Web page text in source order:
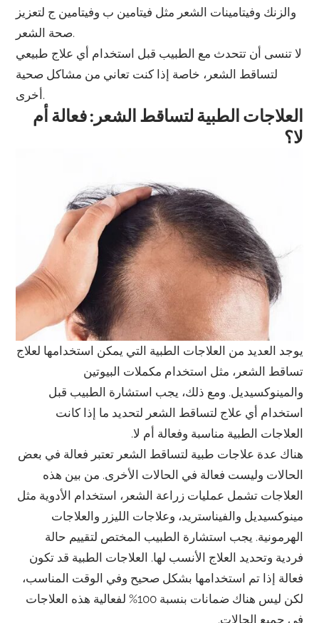
والزنك وفيتامينات الشعر مثل فيتامين ب وفيتامين ج لتعزيز
صحة الشعر.
لا تنسى أن تتحدث مع الطبيب قبل استخدام أي علاج طبيعي
لتساقط الشعر، خاصة إذا كنت تعاني من مشاكل صحية
أخرى.
العلاجات الطبية لتساقط الشعر: فعالة أم
لا؟
يوجد العديد من العلاجات الطبية التي يمكن استخدامها لعلاج
تساقط الشعر، مثل استخدام مكملات البيوتين
والمينوكسيديل. ومع ذلك، يجب استشارة الطبيب قبل
استخدام أي علاج لتساقط الشعر لتحديد ما إذا كانت
العلاجات الطبية مناسبة وفعالة أم لا.
هناك عدة علاجات طبية لتساقط الشعر تعتبر فعالة في بعض
الحالات وليست فعالة في الحالات الأخرى. من بين هذه
العلاجات تشمل عمليات زراعة الشعر، استخدام الأدوية مثل
مينوكسيديل والفيناستريد، وعلاجات الليزر والعلاجات
الهرمونية. يجب استشارة الطبيب المختص لتقييم حالة
فردية وتحديد العلاج الأنسب لها. العلاجات الطبية قد تكون
فعالة إذا تم استخدامها بشكل صحيح وفي الوقت المناسب،
لكن ليس هناك ضمانات بنسبة 100% لفعالية هذه العلاجات
في جميع الحالات.